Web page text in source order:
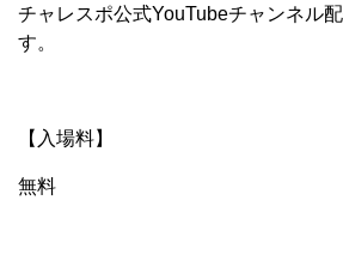
チャレスポ公式YouTubeチャンネル
す。
【入場料】
無料